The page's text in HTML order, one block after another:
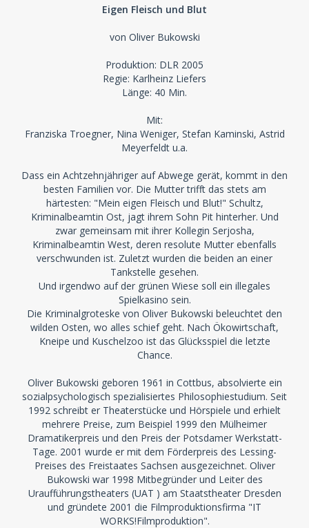
Eigen Fleisch und Blut
von Oliver Bukowski
Produktion: DLR 2005
Regie: Karlheinz Liefers
Länge: 40 Min.
Mit:
Franziska Troegner, Nina Weniger, Stefan Kaminski, Astrid
Meyerfeldt u.a.
Dass ein Achtzehnjähriger auf Abwege gerät, kommt in den
besten Familien vor. Die Mutter trifft das stets am
härtesten: "Mein eigen Fleisch und Blut!" Schultz,
Kriminalbeamtin Ost, jagt ihrem Sohn Pit hinterher. Und
zwar gemeinsam mit ihrer Kollegin Serjosha,
Kriminalbeamtin West, deren resolute Mutter ebenfalls
verschwunden ist. Zuletzt wurden die beiden an einer
Tankstelle gesehen.
Und irgendwo auf der grünen Wiese soll ein illegales
Spielkasino sein.
Die Kriminalgroteske von Oliver Bukowski beleuchtet den
wilden Osten, wo alles schief geht. Nach Ökowirtschaft,
Kneipe und Kuschelzoo ist das Glücksspiel die letzte
Chance.
Oliver Bukowski geboren 1961 in Cottbus, absolvierte ein
sozialpsychologisch spezialisiertes Philosophiestudium. Seit
1992 schreibt er Theaterstücke und Hörspiele und erhielt
mehrere Preise, zum Beispiel 1999 den Mülheimer
Dramatikerpreis und den Preis der Potsdamer Werkstatt-
Tage. 2001 wurde er mit dem Förderpreis des Lessing-
Preises des Freistaates Sachsen ausgezeichnet. Oliver
Bukowski war 1998 Mitbegründer und Leiter des
Uraufführungstheaters (UAT ) am Staatstheater Dresden
und gründete 2001 die Filmproduktionsfirma "IT
WORKS!Filmproduktion".